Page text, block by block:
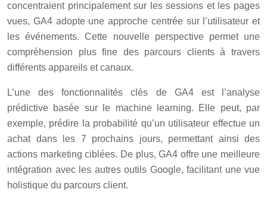
concentraient principalement sur les sessions et les pages
vues, GA4 adopte une approche centrée sur l’utilisateur et
les événements. Cette nouvelle perspective permet une
compréhension plus fine des parcours clients à travers
différents appareils et canaux.
L’une des fonctionnalités clés de GA4 est l’analyse
prédictive basée sur le machine learning. Elle peut, par
exemple, prédire la probabilité qu’un utilisateur effectue un
achat dans les 7 prochains jours, permettant ainsi des
actions marketing ciblées. De plus, GA4 offre une meilleure
intégration avec les autres outils Google, facilitant une vue
holistique du parcours client.